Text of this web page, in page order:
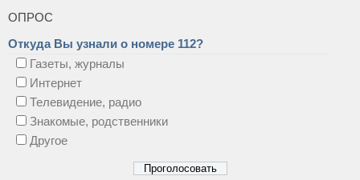
ОПРОС
Откуда Вы узнали о номере 112?
Газеты, журналы
Интернет
Телевидение, радио
Знакомые, родственники
Другое